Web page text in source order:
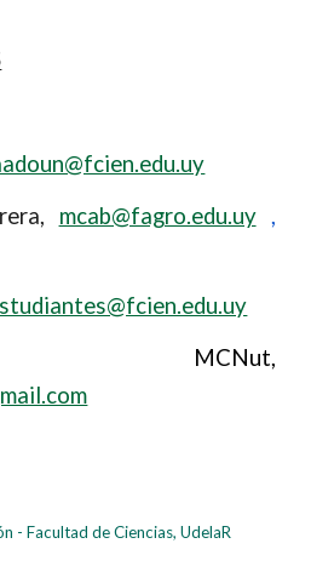
mcab@fagro.edu.uy,
MCNut,
- Facultad de Ciencias, UdelaR